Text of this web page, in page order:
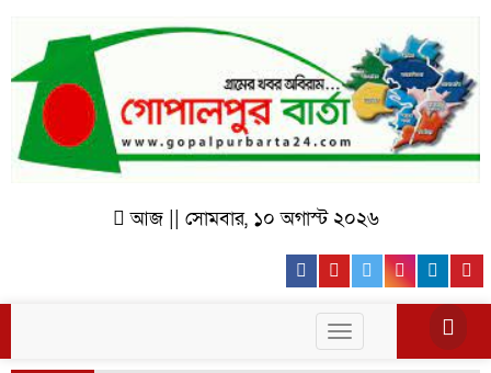
আজ || সোমবার, ১০ অগাস্ট ২০২৬
Facebook
YoutubeTwitter
Toggle
navigation